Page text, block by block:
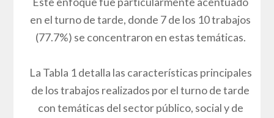
en el turno de tarde, donde 7 de los 10 trabajos
(77.7%) se concentraron en estas temáticas.
La Tabla 1 detalla las características principales
de los trabajos realizados por el turno de tarde
con temáticas del sector público, social y de